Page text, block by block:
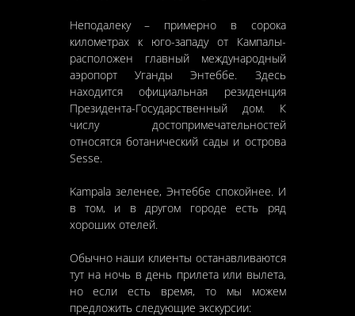
Неподалеку – примерно в сорока
километрах к юго-западу от Кампалы-
расположен главный международный
аэропорт Уганды Энтеббе. Здесь
находится официальная резиденция
Президента-Государственный дом. К
числу достопримечательностей
относятся ботанический сады и острова
Sesse.
Kampala зеленее, Энтеббе спокойнее. И
в том, и в другом городе есть ряд
хороших отелей.
Обычно наши клиенты останавливаются
тут на ночь в день прилета или вылета,
но если есть время, то мы можем
предложить следующие экскурсии: